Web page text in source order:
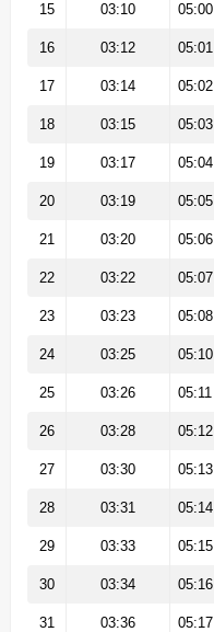
15 03:10 05:00
16 03:12 05:01
17 03:14 05:02
18 03:15 05:03
19 03:17 05:04
20 03:19 05:05
21 03:20 05:06
22 03:22 05:07
23 03:23 05:08
24 03:25 05:10
25 03:26 05:11
26 03:28 05:12
27 03:30 05:13
28 03:31 05:14
29 03:33 05:15
30 03:34 05:16
31 03:36 05:17